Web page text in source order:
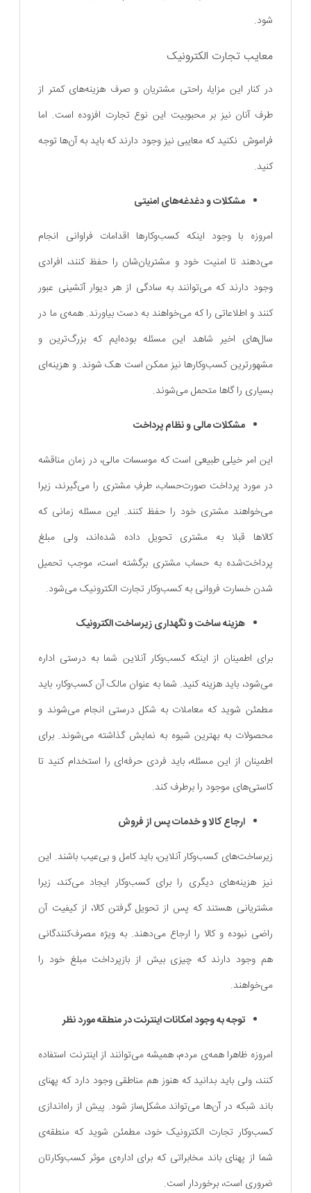
شود.
معایب تجارت الکترونیک
در کنار این مزایا، راحتی مشتریان و صرف هزینه‌های کمتر از
طرف آنان نیز بر محبوبیت این نوع تجارت افزوده است. اما
فراموش نکنید که معایبی نیز وجود دارند که باید به آن‌ها توجه
کنید.
مشکلات و دغدغه‌های امنیتی
امروزه با وجود اینکه کسب‌و‌کارها اقدامات فراوانی انجام
می‌دهند تا امنیت خود و مشتریان‌شان را حفظ کنند، افرادی
وجود دارند که می‌توانند به سادگی از هر دیوار آتشینی عبور
کنند و اطلاعاتی را که می‌خواهند به دست بیاورند. همه‌ی ما در
سال‌های اخیر شاهد این مسئله بوده‌ایم که بزرگ‌ترین و
مشهورترین کسب‌و‌کارها نیز ممکن است هک شوند. و هزینه‌ای
بسیاری را گاها متحمل می‌شوند.
مشکلات مالی و نظام پرداخت
این امر خیلی طبیعی است که موسسات مالی، در زمان مناقشه
در مورد پرداخت صورت‌حساب، طرفِ مشتری را می‌گیرند، زیرا
می‌خواهند مشتری خود را حفظ کنند. این مسئله زمانی که
کالاها قبلا به مشتری تحویل داده شده‌اند، ولی مبلغ
پرداخت‌شده به حساب مشتری برگشته است، موجب تحمیل
شدن خسارت فروانی به کسب‌و‌کار تجارت الکترونیک می‌شود.
هزینه ساخت و نگهداری زیرساخت الکترونیک
برای اطمینان از اینکه کسب‌و‌کار آنلاین شما به درستی اداره
می‌شود، باید هزینه کنید. شما به عنوان مالک آن کسب‌و‌کار، باید
مطمئن شوید که معاملات به شکل درستی انجام می‌شوند و
محصولات به بهترین شیوه به نمایش گذاشته می‌شوند. برای
اطمینان از این مسئله، باید فردی حرفه‌ای را استخدام کنید تا
کاستی‌های موجود را برطرف کند.
ارجاع کالا و خدمات پس از فروش
زیرساخت‌های کسب‌و‌کار آنلاین، باید کامل و بی‌عیب باشند. این
نیز هزینه‌های دیگری را برای کسب‌و‌کار ایجاد می‌کند، زیرا
مشتریانی هستند که پس از تحویل گرفتن کالا، از کیفیت آن
راضی نبوده و کالا را ارجاع می‌دهند. به ویژه مصرف‌کنندگانی
هم وجود دارند که چیزی بیش از بازپرداخت مبلغ خود را
می‌خواهند.
توجه به وجود امکانات اینترنت در منطقه مورد نظر
امروزه ظاهرا همه‌ی مردم، همیشه می‌توانند از اینترنت استفاده
کنند، ولی باید بدانید که هنوز هم مناطقی وجود دارد که پهنای
باند شبکه در آن‌ها می‌تواند مشکل‌ساز شود. پیش از راه‌اندازی
کسب‌و‌کار تجارت الکترونیک خود، مطمئن شوید که منطقه‌ی
شما از پهنای باند مخابراتی‌ که برای اداره‌ی موثر کسب‌و‌کارتان
ضروری است، برخوردار است.